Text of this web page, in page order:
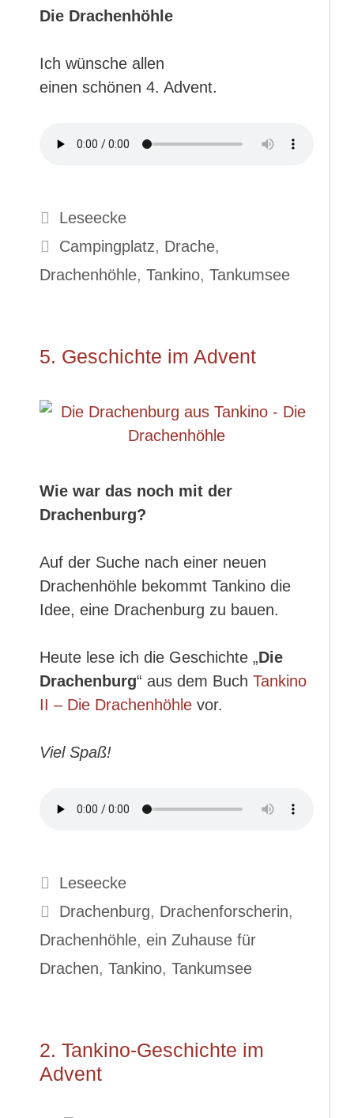
Die Drachenhöhle
Ich wünsche allen
einen schönen 4. Advent.
Kategorien
Leseecke
Schlagwörter
Campingplatz, Drache,
Drachenhöhle, Tankino, Tankumsee
5. Geschichte im Advent
Wie war das noch mit der
Drachenburg?
Auf der Suche nach einer neuen
Drachenhöhle bekommt Tankino die
Idee, eine Drachenburg zu bauen.
Heute lese ich die Geschichte „Die
Drachenburg“ aus dem Buch Tankino
II – Die Drachenhöhle vor.
Viel Spaß!
Kategorien
Leseecke
Schlagwörter
Drachenburg, Drachenforscherin,
Drachenhöhle, ein Zuhause für
Drachen, Tankino, Tankumsee
2. Tankino-Geschichte im
Advent